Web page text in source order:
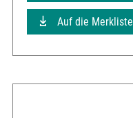
Auf die Merkliste